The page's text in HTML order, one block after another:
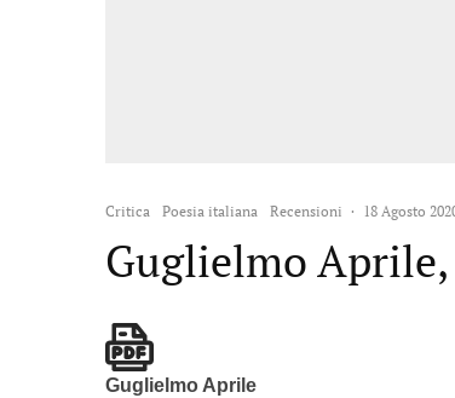
Critica Poesia italiana Recensioni · 18 Agosto
Guglielmo
Guglielmo Aprile